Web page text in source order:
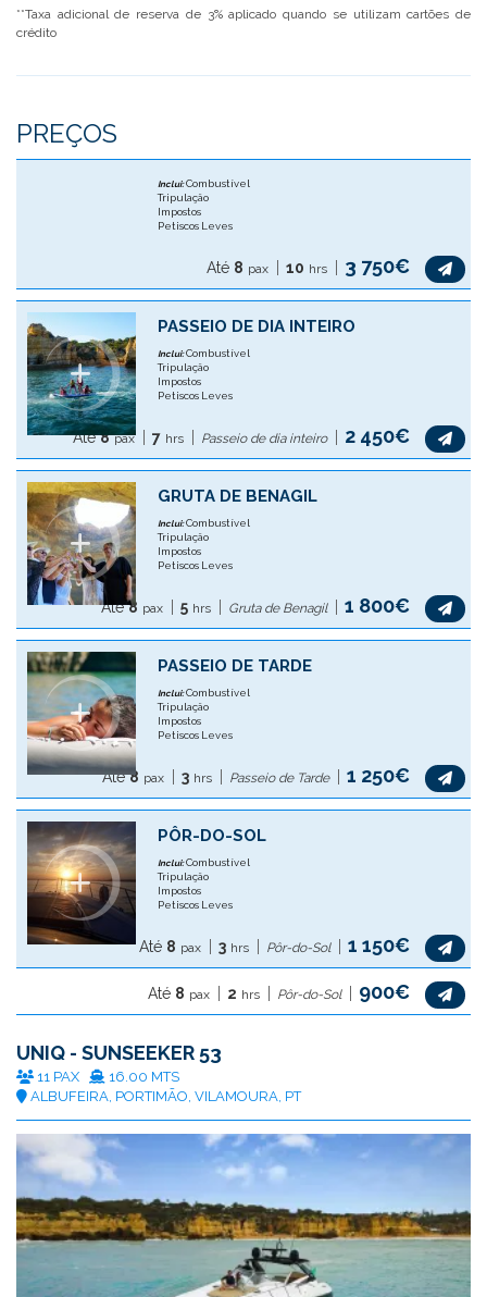
**Taxa adicional de reserva de 3% aplicado quando se utilizam cartões de
crédito
PREÇOS
Inclui:Combustível
Tripulação
Impostos
Petiscos Leves
Até 8 pax 10 hrs 3 750€
PASSEIO DE DIA INTEIRO
Inclui:Combustível
Tripulação
Impostos
Petiscos Leves
Até8 pax 7 hrs Passeio de dia inteiro 2 450€
GRUTA DE BENAGIL
Inclui:Combustível
Tripulação
Impostos
Petiscos Leves
Até8 pax 5 hrs Gruta de Benagil 1 800€
PASSEIO DE TARDE
Inclui:Combustível
Tripulação
Impostos
Petiscos Leves
Até8 pax 3 hrs Passeio de Tarde 1 250€
PÔR-DO-SOL
Inclui:Combustível
Tripulação
Impostos
Petiscos Leves
Até 8 pax 3 hrs Pôr-do-Sol 1 150€
Até 8 pax 2 hrs Pôr-do-Sol 900€
UNIQ - SUNSEEKER 53
11 PAX
16.00 MTS
ALBUFEIRA, PORTIMÃO, VILAMOURA, PT